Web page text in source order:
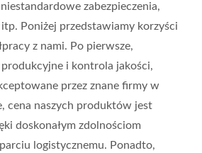
zabezpieczenia,
Poniżej przedstawiamy korzyści
z nami. Po pierwsze,
produkcyjne i kontrola jakości,
przez znane firmy w
cena naszych produktów jest
doskonałym zdolnościom
logistycznemu. Ponadto,